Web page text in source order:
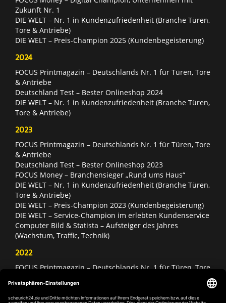
Zukunft Nr. 1
DIE WELT – Nr. 1 in Kundenzufriedenheit (Branche Türen,
Tore & Antriebe)
DIE WELT – Preis-Champion 2025 (Kundenbegeisterung)
2024
FOCUS Printmagazin – Deutschlands Nr. 1 für Türen, Tore
& Antriebe
Deutschland Test – Bester Onlineshop 2024
DIE WELT – Nr. 1 in Kundenzufriedenheit (Branche Türen,
Tore & Antriebe)
2023
FOCUS Printmagazin – Deutschlands Nr. 1 für Türen, Tore
& Antriebe
Deutschland Test – Bester Onlineshop 2023
FOCUS Money – Branchensieger „Rund ums Haus“
DIE WELT – Nr. 1 in Kundenzufriedenheit (Branche Türen,
Tore & Antriebe)
DIE WELT – Preis-Champion 2023 (Kundenbegeisterung)
DIE WELT – Service-Champion im erlebten Kundenservice
Computer Bild & Statista – Aufsteiger des Jahres
(Wachstum, Traffic, Technik)
2022
FOCUS Printmagazin – Deutschlands Nr. 1 für Türen, Tore
Deutschland Test – Bester Onlineshop 2022
FOCUS Money – Branchensieger „Rund ums Haus“